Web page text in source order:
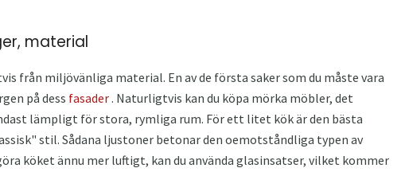
material
från miljövänliga material. En av de första saker som du måste vara
på dess fasader. Naturligtvis kan du köpa mörka möbler, det
lämpligt för stora, rymliga rum. För ett litet kök är den bästa
stil. Sådana ljustoner betonar den oemotståndliga typen av
köket ännu mer luftigt, kan du använda glasinsatser, vilket kommer